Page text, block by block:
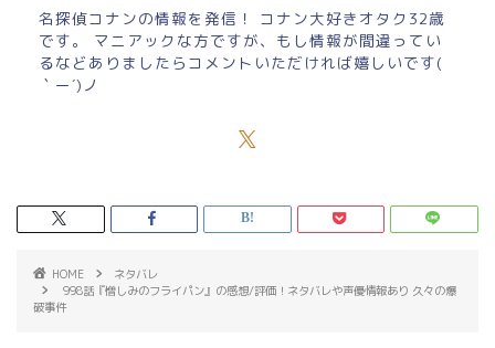
名探偵コナンの情報を発信！ コナン大好きオタク32歳
です。 マニアックな方ですが、もし情報が間違ってい
るなどありましたらコメントいただければ嬉しいです(
｀ー´)ノ
HOME
ネタバレ
998話『憎しみのフライパン』の感想/評価！ネタバレや声優情報あり 久々の爆
破事件